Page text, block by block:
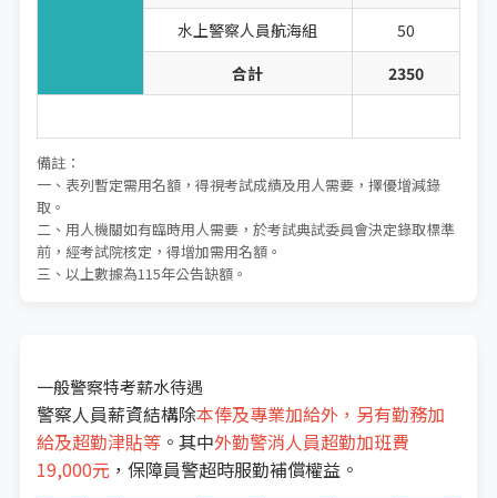
水上警察人員航海組
50
合計
2350
備註：
一、表列暫定需用名額，得視考試成績及用人需要，擇優增減錄
取。
二、用人機關如有臨時用人需要，於考試典試委員會決定錄取標準
前，經考試院核定，得增加需用名額。
三、以上數據為115年公告缺額。
一般警察特考薪水待遇
警察人員薪資結構除本俸及專業加給外，另有勤務加
給及超勤津貼等。其中外勤警消人員超勤加班費
19,000元，保障員警超時服勤補償權益。